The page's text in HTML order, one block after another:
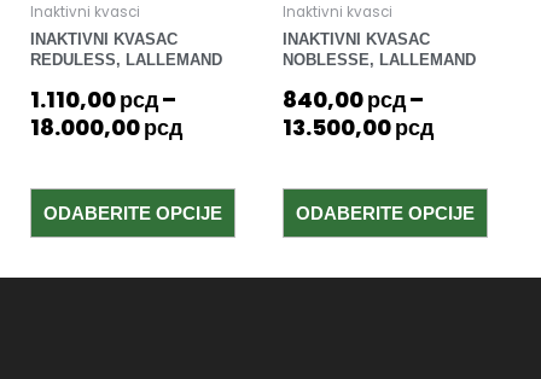
Inaktivni kvasci
INAKTIVNI KVASAC
REDULESS, LALLEMAND
1.110,00рсд–
18.000,00рсд
1.110,00 рсд
do
18.000,00 рсд
ODABERITE OPCIJE
varijanti.
na
proizvoda.
Inaktivni kvasci
INAKTIVNI KVASAC
NOBLESSE, LALLEMAND
840,00рсд–
13.500,00рсд
do
ODABERITE OPCIJE
na